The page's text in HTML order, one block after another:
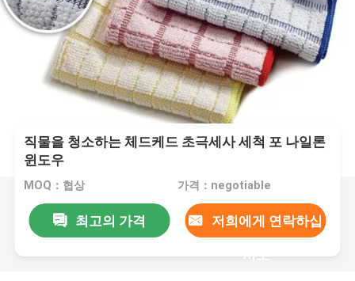
직물을 청소하는 체드케드 초극세사 세척 포 나일론
윈도우
MOQ：협상 가격：negotiable
최고의 가격 저희에게 연락하십
시오